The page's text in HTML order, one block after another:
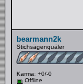
bearmann2k
Stichsägenquäler
Karma: +0/-0
Offline